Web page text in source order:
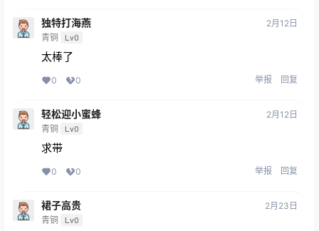
独特打海燕
青铜 Lv0
2月12日
太棒了
0 0 举报 回复
轻松迎小蜜蜂
青铜 Lv0
2月12日
求带
0 0 举报 回复
裙子高贵
青铜 Lv0
2月23日